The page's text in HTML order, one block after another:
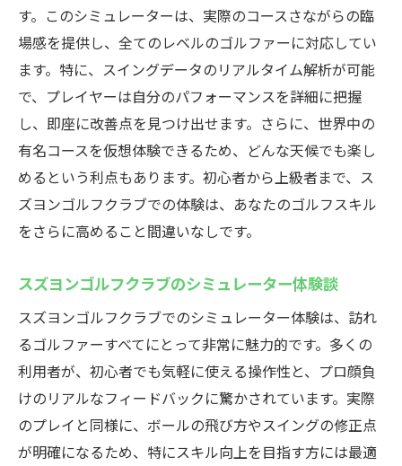
す。このシミュレーターは、実際のコースさながらの臨
場感を提供し、全てのレベルのゴルファーに対応してい
ます。特に、スイングデータのリアルタイム解析が可能
で、プレイヤーは自分のパフォーマンスを詳細に把握
し、即座に改善点を見つけ出せます。さらに、世界中の
有名コースを仮想体験できるため、どんな天候でも楽し
めるという利点もあります。初心者から上級者まで、ス
ズヨンゴルフクラブでの体験は、あなたのゴルフスキル
をさらに高めること間違いなしです。
スズヨンゴルフクラブのシミュレーター体験談
スズヨンゴルフクラブでのシミュレーター体験は、訪れ
るゴルファーすべてにとって非常に魅力的です。多くの
利用者が、初心者でも気軽に使える操作性と、プロ顔負
けのリアルなフィードバックに驚かされています。実際
のプレイと同様に、ボールの飛び方やスイングの修正点
が明確になるため、特にスキル向上を目指す方には最適